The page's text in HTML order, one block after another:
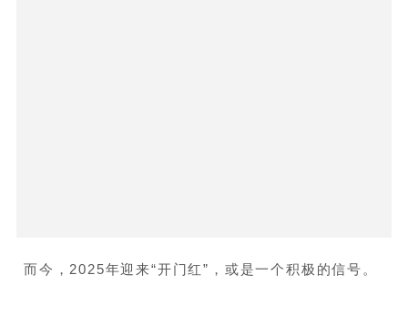
而今，2025年迎来“开门红”，或是一个积极的信号。